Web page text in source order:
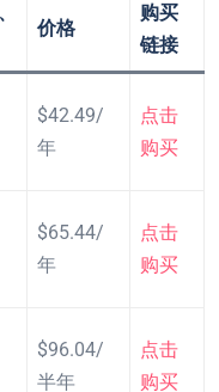
价格
购买
链接
$42.49/
年
点击
购买
$65.44/
年
点击
购买
$96.04/
半年
点击
购买